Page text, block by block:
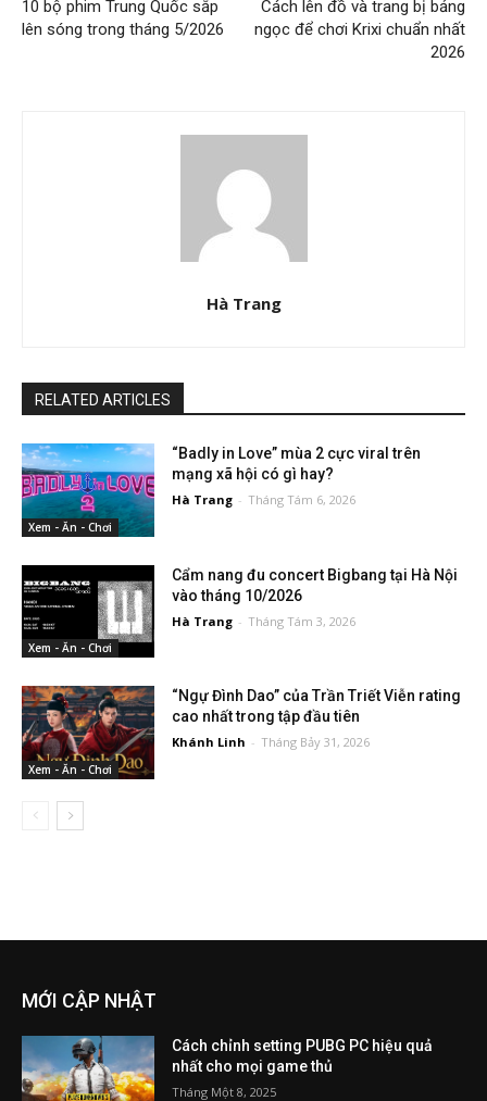
10 bộ phim Trung Quốc sắp
lên sóng trong tháng 5/2026
Cách lên đồ và trang bị bảng
ngọc để chơi Krixi chuẩn nhất
2026
Hà Trang
RELATED ARTICLES
Xem - Ăn - Chơi
“Badly in Love” mùa 2 cực viral trên
mạng xã hội có gì hay?
Hà Trang - Tháng Tám 6, 2026
Xem - Ăn - Chơi
Cẩm nang đu concert Bigbang tại Hà Nội
vào tháng 10/2026
Hà Trang - Tháng Tám 3, 2026
Xem - Ăn - Chơi
“Ngự Đình Dao” của Trần Triết Viễn rating
cao nhất trong tập đầu tiên
Khánh Linh - Tháng Bảy 31, 2026
MỚI CẬP NHẬT
Cách chỉnh setting PUBG PC hiệu quả
nhất cho mọi game thủ
Tháng Một 8, 2025